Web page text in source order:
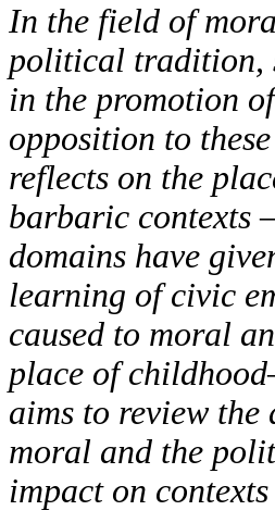
In the field of
political tradition,
in the promotion
opposition to
reflects on the
barbaric contexts
domains have
learning of civic
caused to moral
place of
aims to review the
moral and the
impact on